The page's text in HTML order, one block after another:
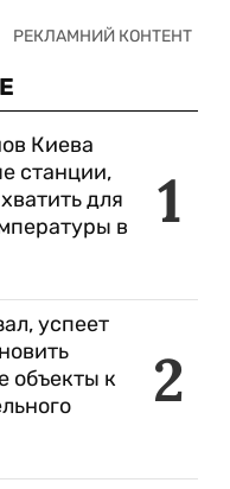
1
Киева
станции,
для
в
2
успеет
объекты к